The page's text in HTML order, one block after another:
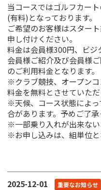
当コースではゴルフカー
(有料)となっております。
ご希望のお客様はスター
申し付けください。
料金は会員様300円、ビ
会員様ご紹介及び会員様
のご利用料金となります。
※クラブ競技、オープン
料金を無料とさせていただ
※天候、コース状態によ
合があります。予めご了承
※一部乗り入れが出来ない
※お申し込みは、組単位と
2025-12-01 重要なお知らせ